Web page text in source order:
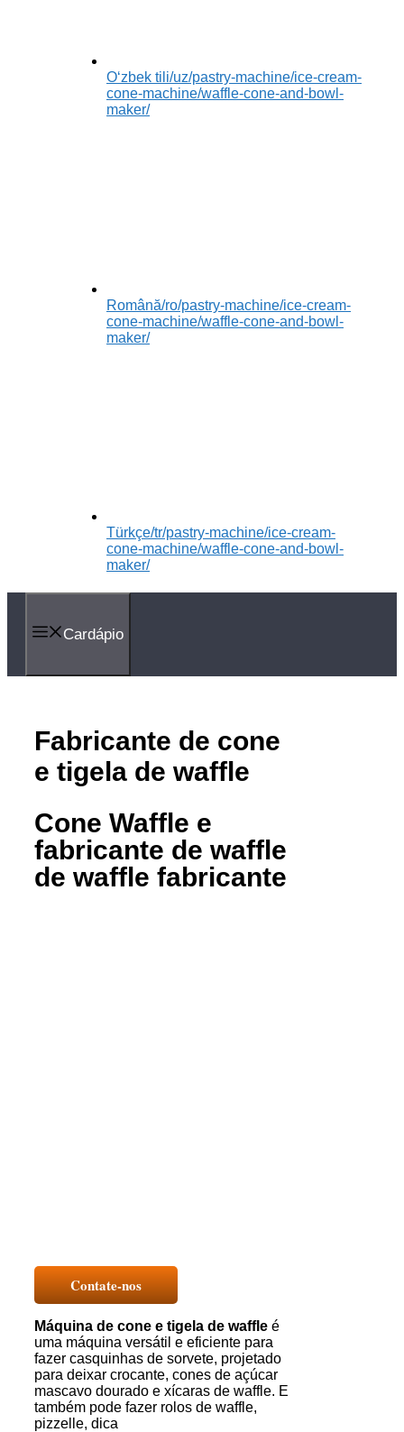
Oʻzbek tili/uz/pastry-machine/ice-cream-
cone-machine/waffle-cone-and-bowl-
maker/
Română/ro/pastry-machine/ice-cream-
cone-machine/waffle-cone-and-bowl-
maker/
Türkçe/tr/pastry-machine/ice-cream-
cone-machine/waffle-cone-and-bowl-
maker/
Cardápio
Fabricante de cone
e tigela de waffle
Cone Waffle e
fabricante de waffle
de waffle fabricante
Contate-nos
Máquina de cone e tigela de waffle é
uma máquina versátil e eficiente para
fazer casquinhas de sorvete, projetado
para deixar crocante, cones de açúcar
mascavo dourado e xícaras de waffle. E
também pode fazer rolos de waffle,
pizzelle, dica